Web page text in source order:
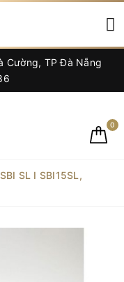
Cường, TP Đà Nẵng
0
SL I SBI15SL,